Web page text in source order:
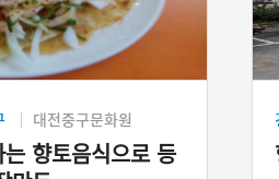
대전중구문화원
향토음식으로 등